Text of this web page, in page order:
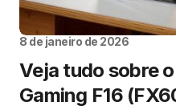
8 de janeiro de 2026
Veja tudo sobre
Gaming F16